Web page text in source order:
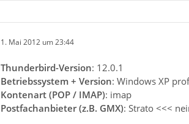
1. Mai 2012 um 23:44
Thunderbird-Version: 12.0.1
Betriebssystem + Version: Windows XP prof
Kontenart (POP / IMAP): imap
Postfachanbieter (z.B. GMX): Strato <<<